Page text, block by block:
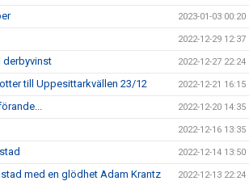
2023-01-03 00:20
2022-12-29 12:37
derbyvinst 2022-12-27 22:24
till Uppesittarkvällen 23/12 2022-12-21 16:15
2022-12-20 14:35
2022-12-16 13:35
2022-12-14 13:50
med en glödhet Adam Krantz 2022-12-13 22:24